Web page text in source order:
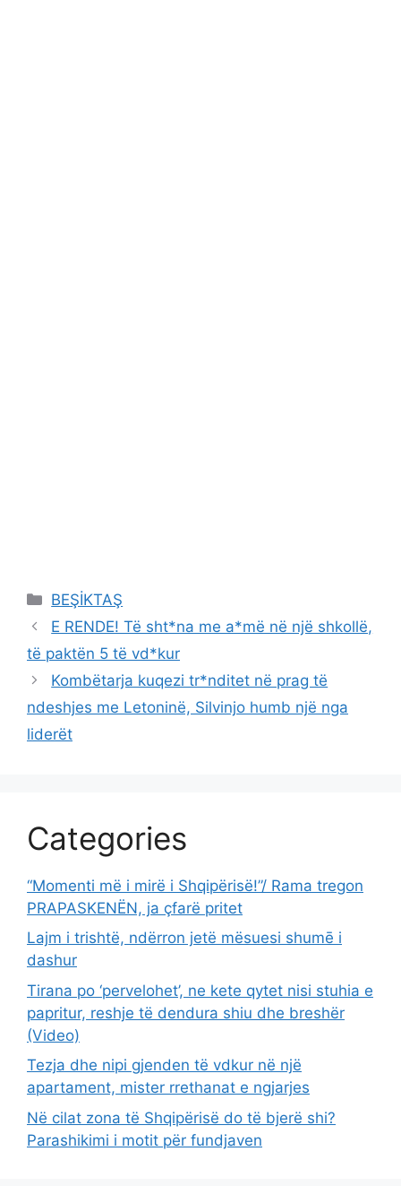
Categories
BEŞİKTAŞ
E RENDE! Të sht*na me a*më në një shkollë,
të paktën 5 të vd*kur
Kombëtarja kuqezi tr*nditet në prag të
ndeshjes me Letoninë, Silvinjo humb një nga
liderët
Categories
“Momenti më i mirë i Shqipërisë!”/ Rama tregon
PRAPASKENËN, ja çfarë pritet
Lajm i trishtë, ndërron jetë mësuesi shumē i
dashur
Tirana po ‘pervelohet’, ne kete qytet nisi stuhia e
papritur, reshje të dendura shiu dhe breshër
(Video)
Tezja dhe nipi gjenden të vdkur në një
apartament, mister rrethanat e ngjarjes
Në cilat zona të Shqipërisë do të bjerë shi?
Parashikimi i motit për fundjaven